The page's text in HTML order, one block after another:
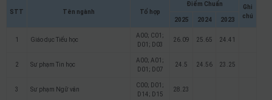
STT Tên ngành Tổ hợp
Điểm Chuẩn
Ghi
chú
2025 2024 2023
1 Giáo dục Tiểu học
A00; C01;
D01; D03
26.09 25.65 24.41
2 Sư phạm Tin học
A00; A01;
D01; D07
24.5 24.56 23.25
3 Sư phạm Ngữ văn
C00; D01;
D14; D15
28.23